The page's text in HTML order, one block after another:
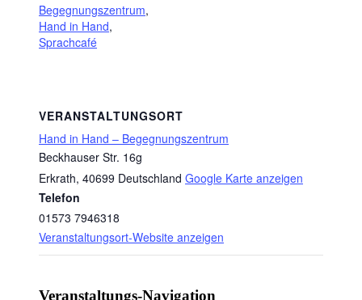
Begegnungszentrum,
Hand in Hand,
Sprachcafé
VERANSTALTUNGSORT
Hand in Hand – Begegnungszentrum
Beckhauser Str. 16g
Erkrath, 40699 Deutschland Google Karte anzeigen
Telefon
01573 7946318
Veranstaltungsort-Website anzeigen
Veranstaltungs-Navigation